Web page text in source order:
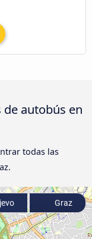
de autobús en
todas las
Graz